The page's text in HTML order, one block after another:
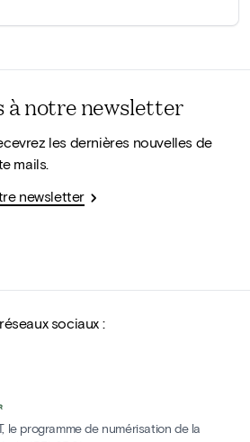
à notre newsletter
les dernières nouvelles de
mails.
newsletter
sociaux :
le programme de numérisation de la